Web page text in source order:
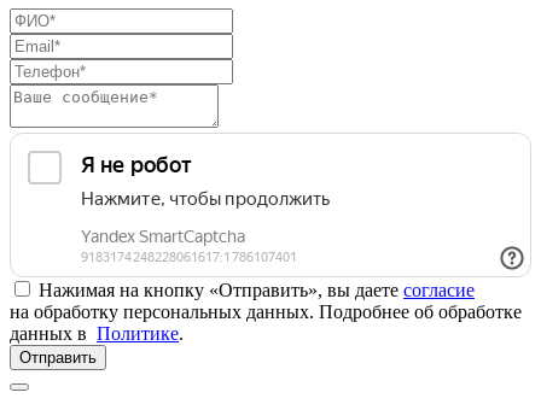
Нажимая на кнопку «Отправить», вы даете согласие
на обработку персональных данных. Подробнее об обработке
данных в Политике.
Отправить